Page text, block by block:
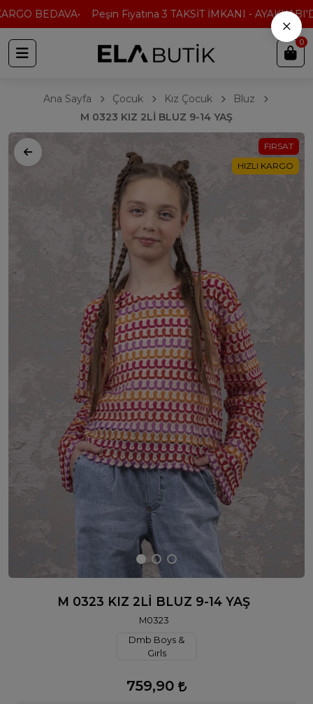
BEDAVA Peşin Fiyatına 3 TAKSİT İMKANI -
0
Ana Sayfa Çocuk Kız Çocuk
Bluz
M 0323 KIZ 2Lİ BLUZ 9-14 YAŞ
FIRSAT
HIZLI KARGO
M 0323 KIZ 2Lİ BLUZ 9-14 YAŞ
M0323
Dmb Boys &
Gırls
759,90
×